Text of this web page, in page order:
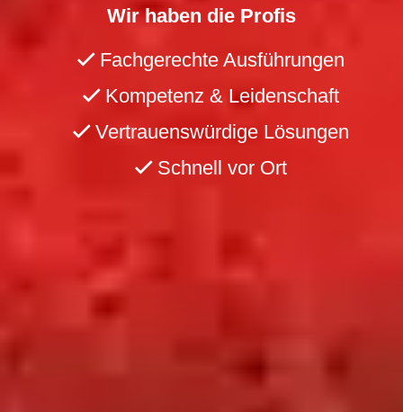
Wir haben die Profis
Fachgerechte Ausführungen
Kompetenz & Leidenschaft
Vertrauenswürdige Lösungen
Schnell vor Ort